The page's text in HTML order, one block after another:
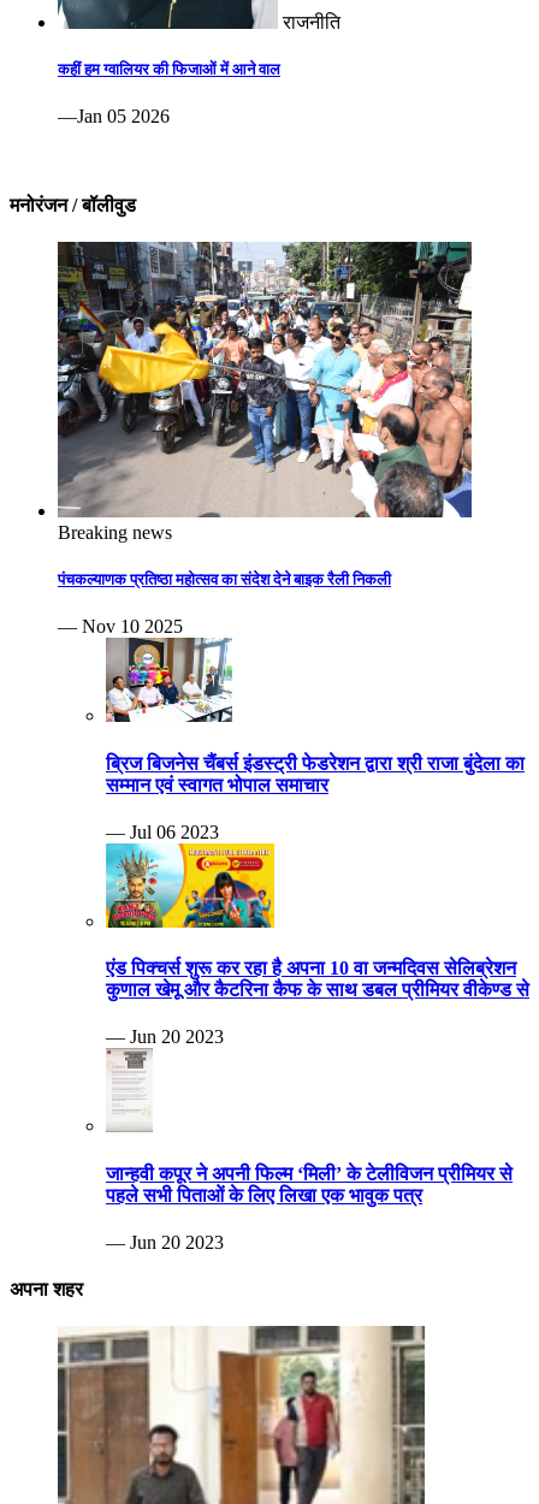
राजनीति
कहीं हम ग्वालियर की फिजाओं में आने वाल
—Jan 05 2026
मनोरंजन / बॉलीवुड
Breaking news
पंचकल्याणक प्रतिष्ठा महोत्सव का संदेश देने बाइक रैली निकली
— Nov 10 2025
ब्रिज बिजनेस चैंबर्स इंडस्ट्री फेडरेशन द्वारा श्री राजा बुंदेला का
सम्मान एवं स्वागत भोपाल समाचार
— Jul 06 2023
एंड पिक्चर्स शुरू कर रहा है अपना 10 वा जन्मदिवस सेलिब्रेशन
कुणाल खेमू और कैटरिना कैफ के साथ डबल प्रीमियर वीकेण्ड से
— Jun 20 2023
जान्हवी कपूर ने अपनी फिल्म ‘मिली’ के टेलीविजन प्रीमियर से
पहले सभी पिताओं के लिए लिखा एक भावुक पत्र
— Jun 20 2023
अपना शहर